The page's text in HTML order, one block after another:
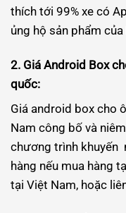
thích tới 99% xe có
ủng hộ sản phẩm của
2. Giá Android Box
quốc:
Giá android box cho
Nam công bố và
chương trình khuyến
hàng nếu mua hàng
tại Việt Nam, hoặc